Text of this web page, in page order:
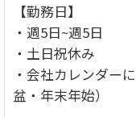
【勤務日】
・週5日~週5日
・土日祝休み
・会社カレンダー
盆・年末年始）